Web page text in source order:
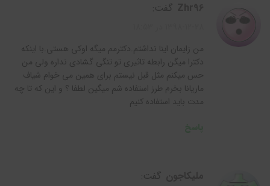
گفت:
من زایمان اینا نداشتم.دکترمم میگه اوکی هستی.با اینکه
دکترا میگن رابطه تاثیری تو تنگی گشادی نداره ولی من
حس میکنم مثل قبل نیستم برای همین می خوام شیاف
ماریانا بخرم طرز استفاده شم میگین لطفا ؟ و این که تا چه
مدت باید استفاده کنیم
گفت: